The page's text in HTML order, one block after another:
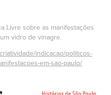
Livre sobre as manifestações
vidro de vinagre.
indicacao/politicos-
em-sao-paulo/